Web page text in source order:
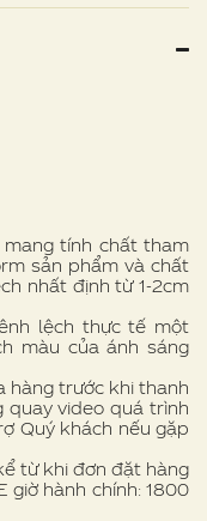
mang tính chất tham
sản phẩm và chất
nhất định từ 1-2cm
lệch thực tế một
màu của ánh sáng
hàng trước khi thanh
quay video quá trình
Quý khách nếu gặp
từ khi đơn đặt hàng
giờ hành chính: 1800